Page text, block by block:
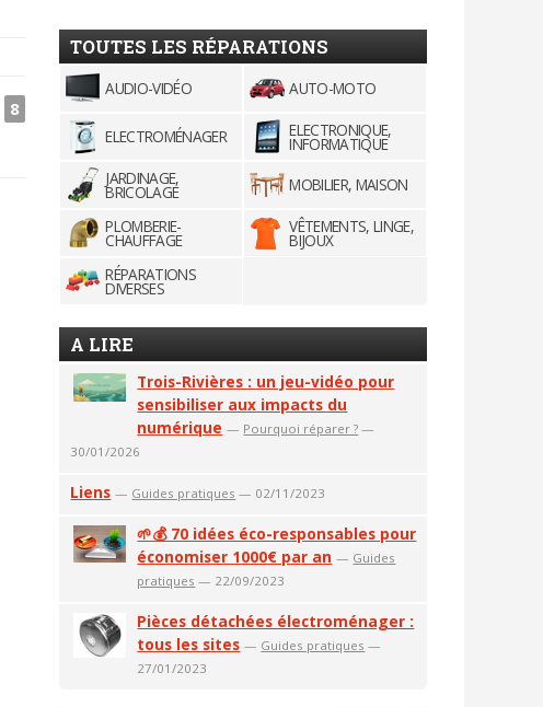
8
TOUTES LES RÉPARATIONS
AUDIO-VIDÉO AUTO-MOTO
ELECTROMÉNAGER ELECTRONIQUE,
INFORMATIQUE
JARDINAGE,
BRICOLAGE
MOBILIER, MAISON
PLOMBERIE-
CHAUFFAGE
VÊTEMENTS, LINGE,
BIJOUX
RÉPARATIONS
DIVERSES
A LIRE
Trois-Rivières : un jeu-vidéo pour
sensibiliser aux impacts du
numérique — Pourquoi réparer ? —
30/01/2026
Liens — Guides pratiques — 02/11/2023
🌱💰 70 idées éco-responsables pour
économiser 1000€ par an — Guides
pratiques — 22/09/2023
Pièces détachées électroménager :
tous les sites — Guides pratiques —
27/01/2023